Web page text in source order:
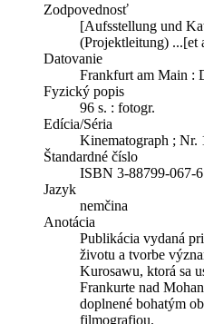
Zodpovednosť
[Aufsstellung und
(Projektleitung) ...[et
Datovanie
Frankfurt am Main :
Fyzický popis
96 s. : fotogr.
Edícia/Séria
Kinematograph ; Nr.
Štandardné číslo
ISBN 3-88799-067-
Jazyk
nemčina
Anotácia
Publikácia vydaná
životu a tvorbe
Kurosawu, ktorá sa
Frankurte nad
doplnené bohatým
filmografiou.